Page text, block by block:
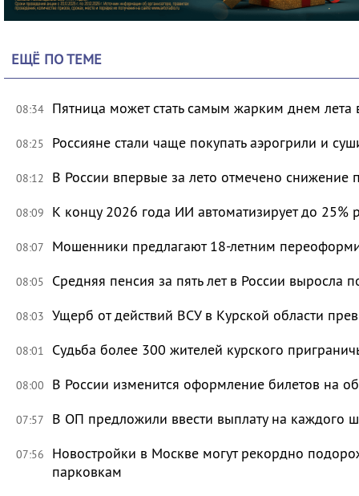
ЕЩЁ ПО ТЕМЕ
08:34 Пятница может стать самым жарким днем лета
08:25 Россияне стали чаще покупать аэрогрили и
08:12 В России впервые за лето отмечено снижение
08:09 К концу 2026 года ИИ автоматизирует до 25%
08:07 Мошенники предлагают 18-летним
08:05 Средняя пенсия за пять лет в России выросла
08:03 Ущерб от действий ВСУ в Курской области
08:01 Судьба более 300 жителей курского
08:00 В России изменится оформление билетов на
07:57 В ОП предложили ввести выплату на каждого
07:56
Новостройки в Москве могут рекордно
парковкам